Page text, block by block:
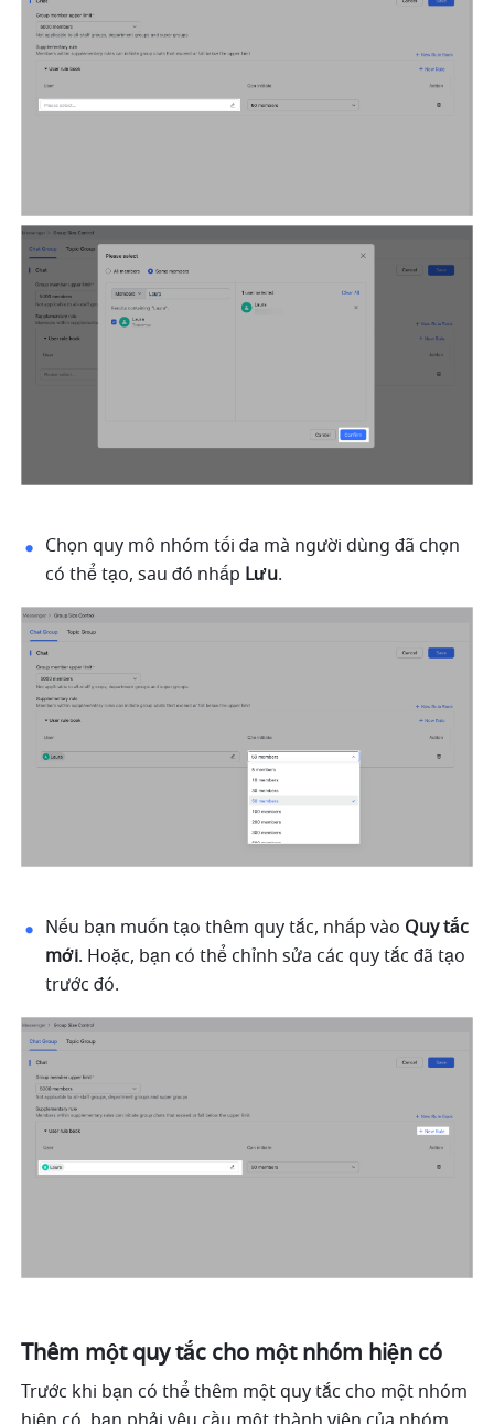
Chọn quy mô nhóm tối đa mà người dùng đã chọn
có thể tạo, sau đó nhấp Lưu.
Nếu bạn muốn tạo thêm quy tắc, nhấp vào Quy tắc
mới. Hoặc, bạn có thể chỉnh sửa các quy tắc đã tạo
trước đó.
Thêm một quy tắc cho một nhóm hiện có
Trước khi bạn có thể thêm một quy tắc cho một nhóm